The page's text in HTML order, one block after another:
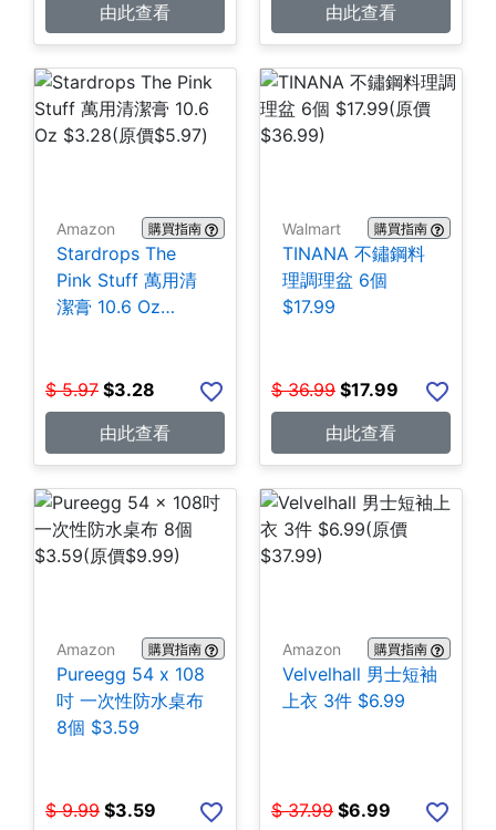
由此查看
由此查看
Amazon 購買指南
Stardrops The
Pink Stuff 萬用清
潔膏 10.6 Oz
$ 5.97 $3.28
由此查看
Walmart 購買指南
TINANA 不鏽鋼料
理調理盆 6個
$17.99
$ 36.99 $17.99
由此查看
Amazon 購買指南
Pureegg 54 x 108
吋 一次性防水桌布
8個 $3.59
$ 9.99 $3.59
Amazon 購買指南
Velvelhall 男士短袖
上衣 3件 $6.99
$ 37.99 $6.99